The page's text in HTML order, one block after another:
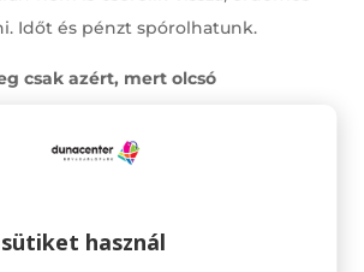
Időt és pénzt spórolhatunk.
csak azért, mert olcsó
vagy még olcsóbbra árazott egy
van rá? Hordani fogjuk?
használ